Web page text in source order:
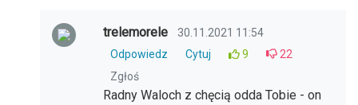
trelemorele
30.11.2021 11:54
Odpowiedz
Cytuj 9
22
Zgłoś
Radny Waloch z chęcią odda Tobie - on